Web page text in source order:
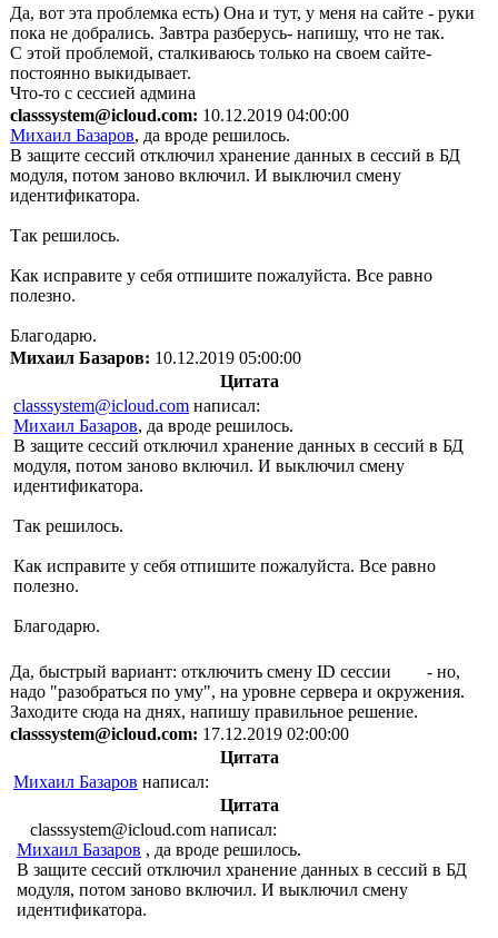
Да, вот эта проблемка есть) Она и тут, у меня на сайте - руки
пока не добрались. Завтра разберусь- напишу, что не так.
С этой проблемой, сталкиваюсь только на своем сайте-
постоянно выкидывает.
Что-то с сессией админа
classsystem@icloud.com: 10.12.2019 04:00:00
Михаил Базаров, да вроде решилось.
В защите сессий отключил хранение данных в сессий в БД
модуля, потом заново включил. И выключил смену
идентификатора.
Так решилось.
Как исправите у себя отпишите пожалуйста. Все равно
полезно.
Благодарю.
Михаил Базаров: 10.12.2019 05:00:00
Цитата
classsystem@icloud.com написал:
Михаил Базаров, да вроде решилось.
В защите сессий отключил хранение данных в сессий в БД
модуля, потом заново включил. И выключил смену
идентификатора.
Так решилось.
Как исправите у себя отпишите пожалуйста. Все равно
полезно.
Благодарю.
Да, быстрый вариант: отключить смену ID сессии
- но,
надо "разобраться по уму", на уровне сервера и окружения.
Заходите сюда на днях, напишу правильное решение.
classsystem@icloud.com: 17.12.2019 02:00:00
Цитата
Михаил Базаров написал:
Цитата
classsystem@icloud.com написал:
Михаил Базаров , да вроде решилось.
В защите сессий отключил хранение данных в сессий в БД
модуля, потом заново включил. И выключил смену
идентификатора.